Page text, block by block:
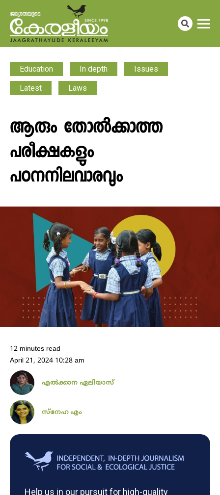
Education In depth Issues
Latest Laws
ആരും തോൽക്കാത്ത
പരീക്ഷകളും
പഠനനിലവാരവും
12 minutes read
April 21, 2024 10:28 am
എൽക്കാന ഏലിയാസ്
സ്നേഹ എം
Help us in our pursuit for high-quality